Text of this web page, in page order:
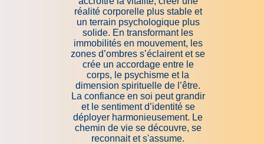
réalité corporelle plus stable et
un terrain psychologique plus
solide. En transformant les
immobilités en mouvement, les
zones d’ombres s’éclairent et se
crée un accordage entre le
corps, le psychisme et la
dimension spirituelle de l’être.
La confiance en soi peut grandir
et le sentiment d’identité se
déployer harmonieusement. Le
chemin de vie se découvre, se
reconnait et s'assume.